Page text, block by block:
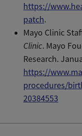
https://
patch.
Mayo Clinic
Clinic. Mayo
Research.
https://
procedures/
20384553